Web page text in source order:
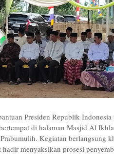
Presiden Republik
di halaman Masjid Al
Kegiatan berlangsung
hadir menyaksikan prosesi